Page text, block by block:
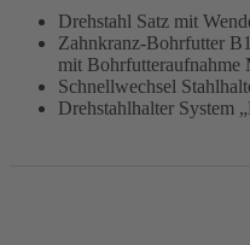
Drehstahl Satz mit
Zahnkranz-Bohrfutter
mit Bohrfutteraufnahme
Schnellwechsel
Drehstahlhalter System